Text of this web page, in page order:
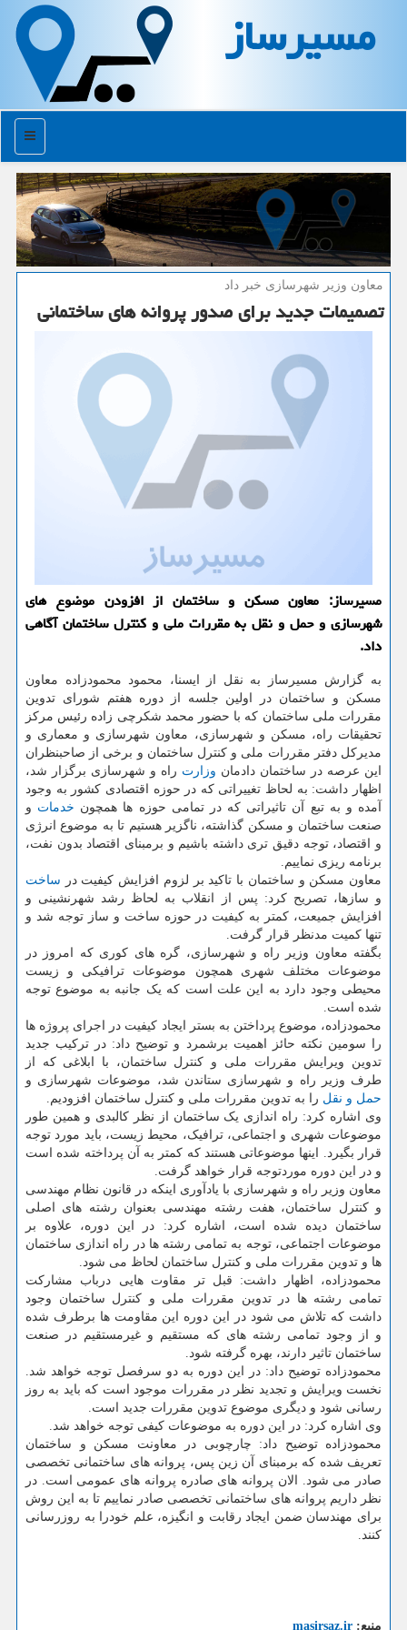
مسیرساز
منو
معاون وزیر شهرسازی خبر داد
تصمیمات جدید برای صدور پروانه های ساختمانی
مسیرساز: معاون مسكن و ساختمان از افزودن موضوع های
شهرسازی و حمل و نقل به مقررات ملی و كنترل ساختمان آگاهی
داد.
به گزارش مسیرساز به نقل از ایسنا، محمود محمودزاده معاون
مسکن و ساختمان در اولین جلسه از دوره هفتم شورای تدوین
مقررات ملی ساختمان که با حضور محمد شکرچی زاده رئیس مرکز
تحقیقات راه، مسکن و شهرسازی، معاون شهرسازی و معماری و
مدیرکل دفتر مقررات ملی و کنترل ساختمان و برخی از صاحبنظران
این عرصه در ساختمان دادمان وزارت راه و شهرسازی برگزار شد،
اظهار داشت: به لحاظ تغییراتی که در حوزه اقتصادی کشور به وجود
آمده و به تبع آن تاثیراتی که در تمامی حوزه ها همچون خدمات و
صنعت ساختمان و مسکن گذاشته، ناگزیر هستیم تا به موضوع انرژی
و اقتصاد، توجه دقیق تری داشته باشیم و برمبنای اقتصاد بدون نفت،
برنامه ریزی نماییم.
معاون مسکن و ساختمان با تاکید بر لزوم افزایش کیفیت در ساخت
و سازها، تصریح کرد: پس از انقلاب به لحاظ رشد شهرنشینی و
افزایش جمیعت، کمتر به کیفیت در حوزه ساخت و ساز توجه شد و
تنها کمیت مدنظر قرار گرفت.
بگفته معاون وزیر راه و شهرسازی، گره های کوری که امروز در
موضوعات مختلف شهری همچون موضوعات ترافیکی و زیست
محیطی وجود دارد به این علت است که یک جانبه به موضوع توجه
شده است.
محمودزاده، موضوع پرداختن به بستر ایجاد کیفیت در اجرای پروژه ها
را سومین نکته حائز اهمیت برشمرد و توضیح داد: در ترکیب جدید
تدوین ویرایش مقررات ملی و کنترل ساختمان، با ابلاغی که از
طرف وزیر راه و شهرسازی ستاندن شد، موضوعات شهرسازی و
حمل و نقل را به تدوین مقررات ملی و کنترل ساختمان افزودیم.
وی اشاره کرد: راه اندازی یک ساختمان از نظر کالبدی و همین طور
موضوعات شهری و اجتماعی، ترافیک، محیط زیست، باید مورد توجه
قرار بگیرد. اینها موضوعاتی هستند که کمتر به آن پرداخته شده است
و در این دوره موردتوجه قرار خواهد گرفت.
معاون وزیر راه و شهرسازی با یادآوری اینکه در قانون نظام مهندسی
و کنترل ساختمان، هفت رشته مهندسی بعنوان رشته های اصلی
ساختمان دیده شده است، اشاره کرد: در این دوره، علاوه بر
موضوعات اجتماعی، توجه به تمامی رشته ها در راه اندازی ساختمان
ها و تدوین مقررات ملی و کنترل ساختمان لحاظ می شود.
محمودزاده، اظهار داشت: قبل تر مقاوت هایی درباب مشارکت
تمامی رشته ها در تدوین مقررات ملی و کنترل ساختمان وجود
داشت که تلاش می شود در این دوره این مقاومت ها برطرف شده
و از وجود تمامی رشته های که مستقیم و غیرمستقیم در صنعت
ساختمان تاثیر دارند، بهره گرفته شود.
محمودزاده توضیح داد: در این دوره به دو سرفصل توجه خواهد شد.
نخست ویرایش و تجدید نظر در مقررات موجود است که باید به روز
رسانی شود و دیگری موضوع تدوین مقررات جدید است.
وی اشاره کرد: در این دوره به موضوعات کیفی توجه خواهد شد.
محمودزاده توضیح داد: چارچوبی در معاونت مسکن و ساختمان
تعریف شده که برمبنای آن زین پس، پروانه های ساختمانی تخصصی
صادر می شود. الان پروانه های صادره پروانه های عمومی است. در
نظر داریم پروانه های ساختمانی تخصصی صادر نماییم تا به این روش
برای مهندسان ضمن ایجاد رقابت و انگیزه، علم خودرا به روزرسانی
کنند.
منبع: masirsaz.ir